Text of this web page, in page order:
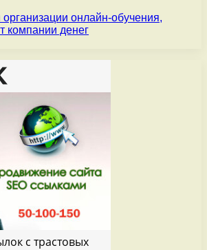
онлайн-обучения,
компании денег